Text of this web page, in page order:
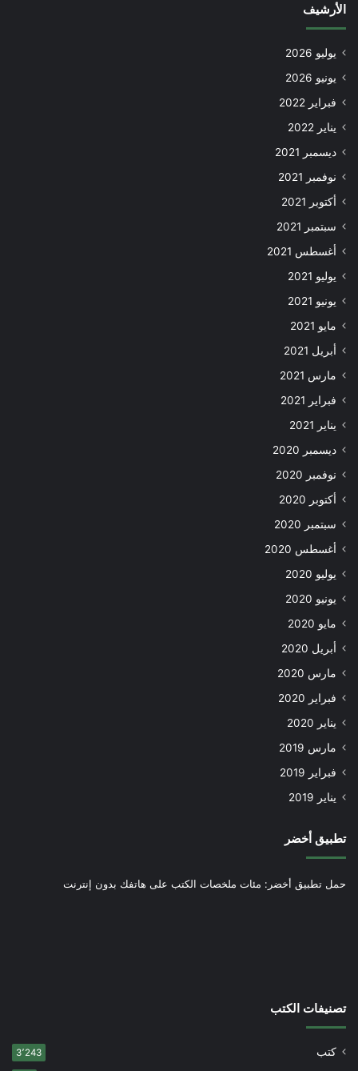
الأرشيف
يوليو 2026
يونيو 2026
فبراير 2022
يناير 2022
ديسمبر 2021
نوفمبر 2021
أكتوبر 2021
سبتمبر 2021
أغسطس 2021
يوليو 2021
يونيو 2021
مايو 2021
أبريل 2021
مارس 2021
فبراير 2021
يناير 2021
ديسمبر 2020
نوفمبر 2020
أكتوبر 2020
سبتمبر 2020
أغسطس 2020
يوليو 2020
يونيو 2020
مايو 2020
أبريل 2020
مارس 2020
فبراير 2020
يناير 2020
مارس 2019
فبراير 2019
يناير 2019
تطبيق أخضر
حمل تطبيق أخضر: مئات ملخصات الكتب على هاتفك بدون إنترنت
تصنيفات الكتب
كتب 3٬243